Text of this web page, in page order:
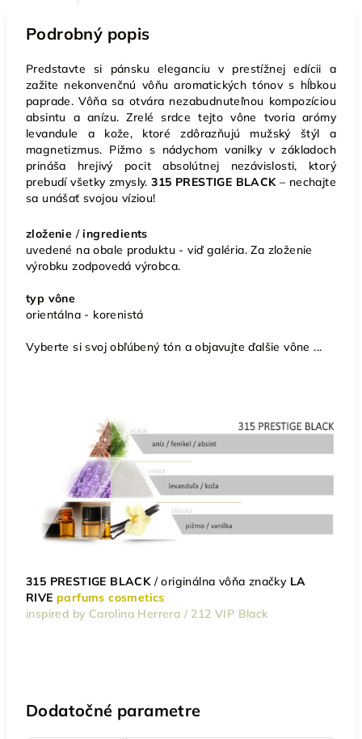
Podrobný popis
Predstavte si pánsku eleganciu v prestížnej edícii a
zažite nekonvenčnú vôňu aromatických tónov s hĺbkou
paprade. Vôňa sa otvára nezabudnuteľnou kompozíciou
absintu a anízu. Zrelé srdce tejto vône tvoria arómy
levandule a kože, ktoré zdôrazňujú mužský štýl a
magnetizmus. Pižmo s nádychom vanilky v základoch
prináša hrejivý pocit absolútnej nezávislosti, ktorý
prebudí všetky zmysly.315 PRESTIGE BLACK – nechajte
sa unášať svojou víziou!
zloženie /ingredients
uvedené na obale produktu - viď galéria. Za zloženie
výrobku zodpovedá výrobca.
typ vône
orientálna - korenistá
Vyberte si svoj obľúbený tón a objavujte ďalšie vône ...
315 PRESTIGE BLACK / originálna vôňa značky LA
RIVE parfums cosmetics
inspired by Carolina Herrera / 212 VIP Black
Dodatočné parametre